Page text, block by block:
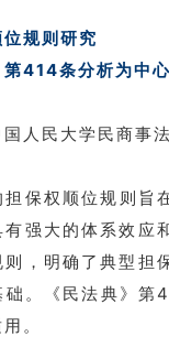
规则研究
414条分析为中心
国人民大学民商事
担保权顺位规则
强大的体系效应
，明确了典型担
础。《民法典》
。